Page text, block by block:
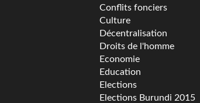
Conflits fonciers
Culture
Décentralisation
Droits de l'homme
Economie
Education
Elections
Elections Burundi 2015